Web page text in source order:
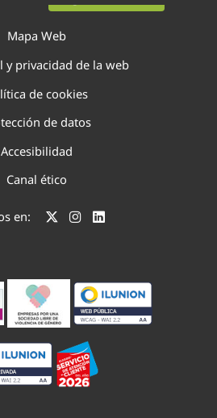
Mapa Web
y privacidad de la web
de cookies
de datos
Accesibilidad
Canal ético
en: